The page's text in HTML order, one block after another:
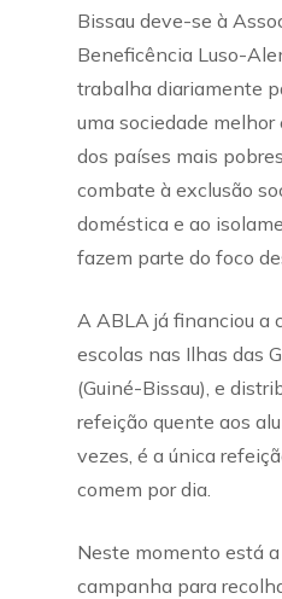
Bissau deve-se à
Beneficência Luso-
trabalha diariamente
uma sociedade melhor
dos países mais
combate à exclusão
doméstica e ao
fazem parte do foco
A ABLA já financiou a
escolas nas Ilhas das
(Guiné-Bissau), e
refeição quente aos
vezes, é a única
comem por dia.
Neste momento está a
campanha para